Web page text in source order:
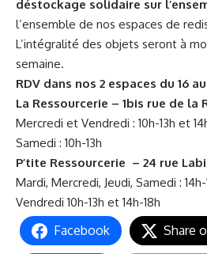
déstockage solidaire sur
l’ensemble de nos espaces de
L’intégralité des objets seront à
semaine.
RDV dans nos 2 espaces du 16
La Ressourcerie – 1bis rue de la
Mercredi et Vendredi : 10h-13h et
Samedi : 10h-13h
P’tite Ressourcerie – 24 rue
Mardi, Mercredi, Jeudi, Samedi : 14h-
Vendredi 10h-13h et 14h-18h
Facebook Share